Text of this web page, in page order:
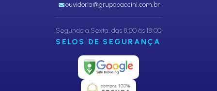
ouvidoria@grupopaccini.com.br
Segunda a Sexta, das 8:00 às 18:00
SELOS DE SEGURANÇA